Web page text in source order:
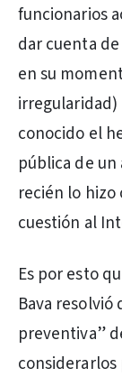
funcionarios
dar cuenta
en su
irregularidad)
conocido el
pública de
recién lo
cuestión al
Es por esto
Bava
preventiva”